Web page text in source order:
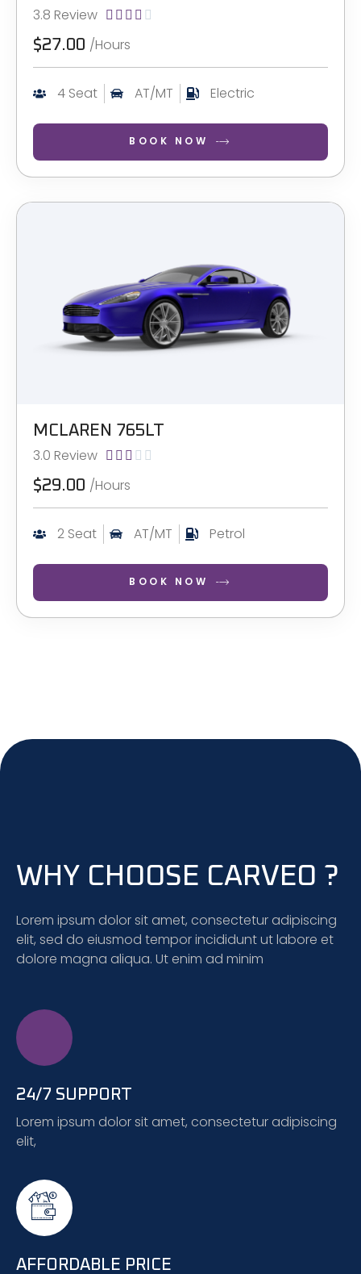
3.8 Review     
$27.00 /Hours
4 Seat AT/MT Electric
BOOK NOW
MCLAREN 765LT
3.0 Review     
$29.00 /Hours
2 Seat AT/MT Petrol
BOOK NOW
WHY CHOOSE CARVEO ?
Lorem ipsum dolor sit amet, consectetur adipiscing
elit, sed do eiusmod tempor incididunt ut labore et
dolore magna aliqua. Ut enim ad minim
24/7 SUPPORT
Lorem ipsum dolor sit amet, consectetur adipiscing
elit,
AFFORDABLE PRICE